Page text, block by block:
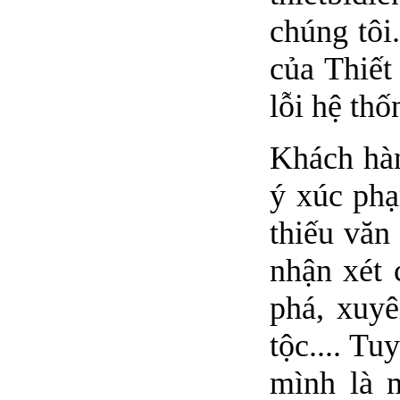
chúng
của
lỗi hệ
Khách
ý xúc
thiếu
nhận xét
phá,
tộc....
mình là